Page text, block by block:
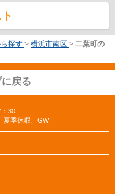
探す > 横浜市南区 > 二葉町の
戻る
30
夏季休暇、GW